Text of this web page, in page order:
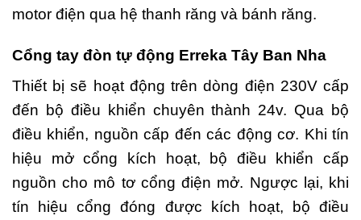
motor điện qua hệ thanh răng và bánh răng.
Cổng tay đòn tự động Erreka Tây Ban Nha
Thiết bị sẽ hoạt động trên dòng điện 230V cấp
đến bộ điều khiển chuyên thành 24v. Qua bộ
điều khiển, nguồn cấp đến các động cơ. Khi tín
hiệu mở cổng kích hoạt, bộ điều khiển cấp
nguồn cho mô tơ cổng điện mở. Ngược lại, khi
tín hiệu cổng đóng được kích hoạt, bộ điều